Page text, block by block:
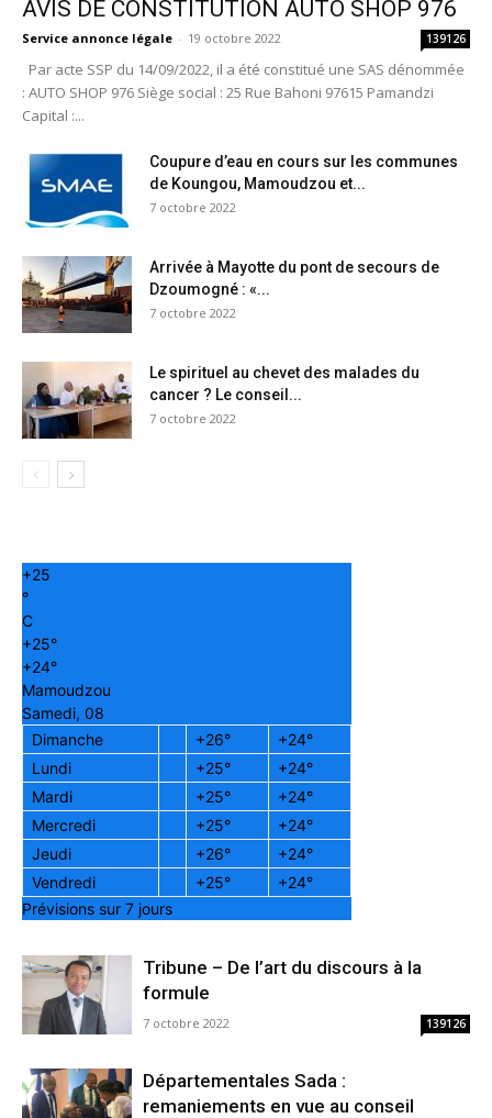
AVIS DE CONSTITUTION AUTO SHOP 976
Service annonce légale - 19 octobre 2022 139126
Par acte SSP du 14/09/2022, il a été constitué une SAS dénommée
: AUTO SHOP 976 Siège social : 25 Rue Bahoni 97615 Pamandzi
Capital :...
Coupure d’eau en cours sur les communes
de Koungou, Mamoudzou et...
7 octobre 2022
Arrivée à Mayotte du pont de secours de
Dzoumogné : «...
7 octobre 2022
Le spirituel au chevet des malades du
cancer ? Le conseil...
7 octobre 2022
+25
°
C
+25°
+24°
Mamoudzou
Samedi, 08
Dimanche
+26° +24°
Lundi
+25° +24°
Mardi
+25° +24°
Mercredi
+25° +24°
Jeudi
+26° +24°
Vendredi
+25° +24°
Prévisions sur 7 jours
Tribune – De l’art du discours à la
formule
7 octobre 2022 139126
Départementales Sada :
remaniements en vue au conseil